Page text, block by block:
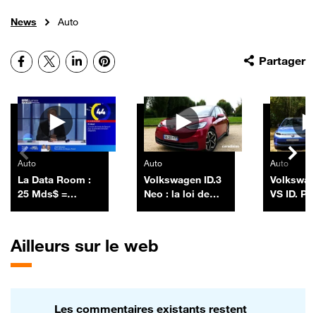
News Auto
Partager
Facebook
X LinkedInPinterest
Autres vidéos
Auto
La Data Room :
25 Mds$ =
obligataire en
levant 25 Mds$ -
Auto
Volkswagen ID.3
Neo : la loi de
Auto
VS ID.
Ailleurs sur le web
Les commentaires existants restent